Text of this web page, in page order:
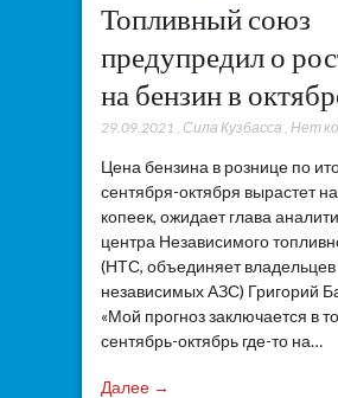
Топливный союз
предупредил о
на бензин в
29.09.2021 , Сила Кузбасса , Нет
Цена бензина в рознице по
сентября-октября вырастет
копеек, ожидает глава
центра Независимого
(НТС, объединяет владельцев
независимых АЗС) Григорий
«Мой прогноз заключается в
сентябрь-октябрь где-то на…
Далее →